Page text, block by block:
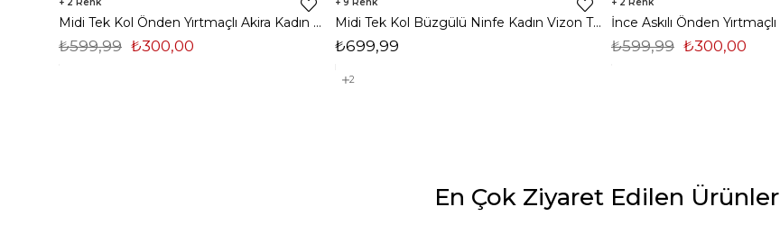
2
Midi Tek Kol Önden Yırtmaçlı Akira Kadın Siyah Elbise 22K000228
₺300,00
₺599,99
9
Midi Tek Kol Büzgülü Ninfe Kadın Vizon Tül Elbise 22K000524
₺699,99
2
2
₺300,00
₺599,99
En Çok Ziyaret Edilen Ürünler